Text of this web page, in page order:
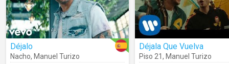
Déjalo
Nacho, Manuel Turizo
Déjala Que Vuelva
Piso 21 , Manuel Turizo